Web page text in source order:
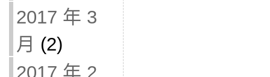
2017 年 3
月 (2)
2017 年 2